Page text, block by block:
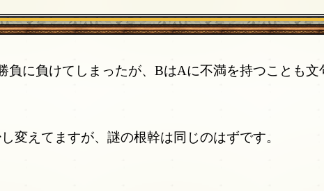
に負けてしまったが、BはAに不満を持つことも文
変えてますが、謎の根幹は同じのはずです。